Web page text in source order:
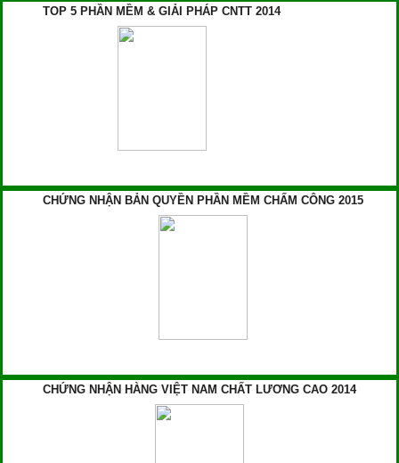
TOP 5 PHẦN MỀM & GIẢI PHÁP CNTT 2014
CHỨNG NHẬN BẢN QUYỀN PHẦN MỀM CHẤM CÔNG 2015
CHỨNG NHẬN HÀNG VIỆT NAM CHẤT LƯƠNG CAO 2014